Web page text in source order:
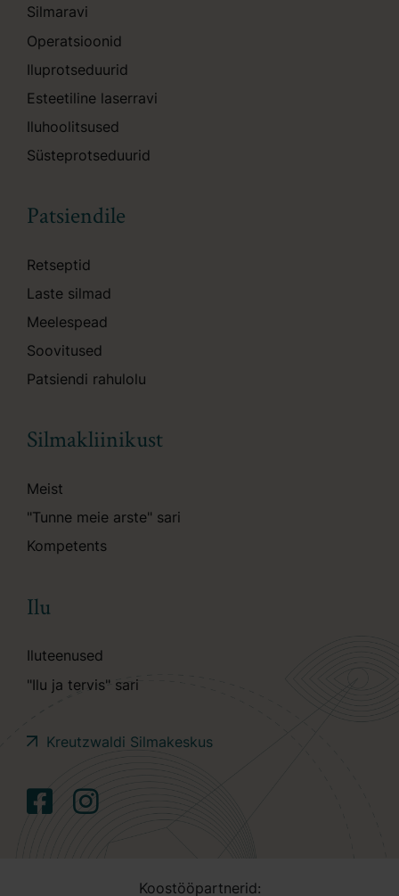
Silmaravi
Operatsioonid
Iluprotseduurid
Esteetiline laserravi
Iluhoolitsused
Süsteprotseduurid
Patsiendile
Retseptid
Laste silmad
Meelespead
Soovitused
Patsiendi rahulolu
Silmakliinikust
Meist
"Tunne meie arste" sari
Kompetents
Ilu
Iluteenused
"Ilu ja tervis" sari
Kreutzwaldi Silmakeskus
Koostööpartnerid: